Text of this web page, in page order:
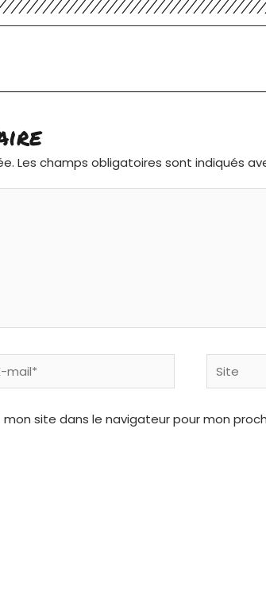
Les champs obligatoires sont indiqués
Site
site dans le navigateur pour mon